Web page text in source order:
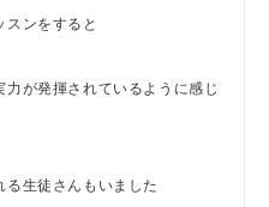
スンをすると
が発揮されているように感じ
る生徒さんもいました